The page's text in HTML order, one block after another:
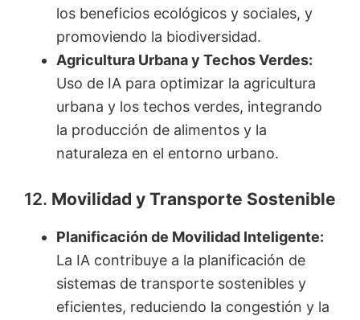
los beneficios ecológicos y sociales, y
promoviendo la biodiversidad.
Agricultura Urbana y Techos Verdes:
Uso de IA para optimizar la agricultura
urbana y los techos verdes, integrando
la producción de alimentos y la
naturaleza en el entorno urbano.
12. Movilidad y Transporte Sostenible
Planificación de Movilidad Inteligente:
La IA contribuye a la planificación de
sistemas de transporte sostenibles y
eficientes, reduciendo la congestión y la